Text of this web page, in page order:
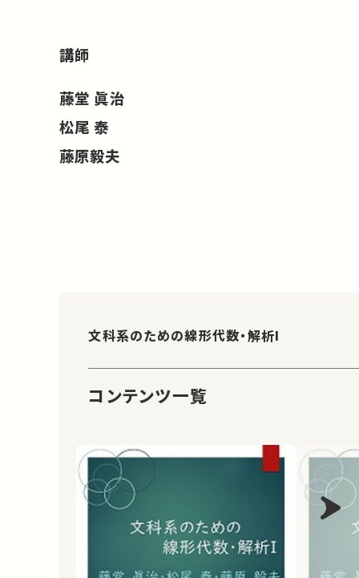
講師
藤堂 眞治
松尾 泰
藤原毅夫
文科系のための線形代数・解析I
コンテンツ一覧